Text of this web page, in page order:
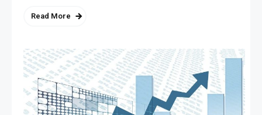
Read More